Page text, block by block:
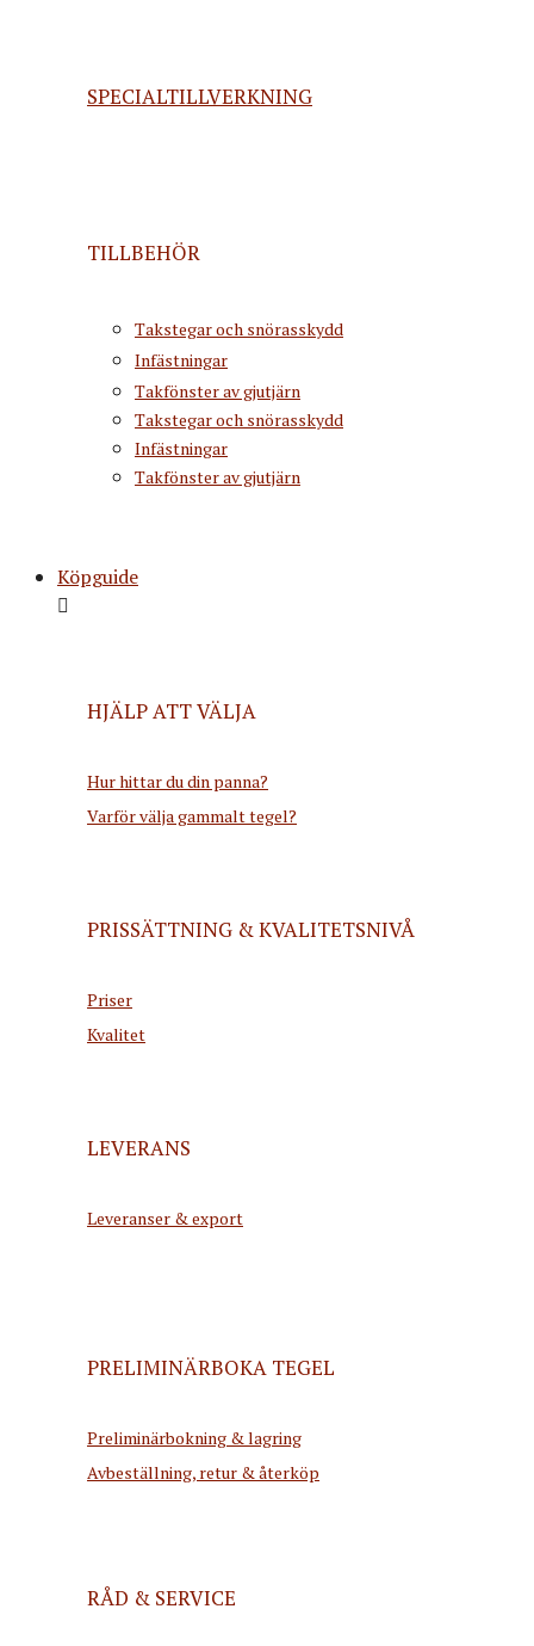
SPECIALTILLVERKNING
TILLBEHÖR
Takstegar och snörasskydd
Infästningar
Takfönster av gjutjärn
Takstegar och snörasskydd
Infästningar
Takfönster av gjutjärn
Köpguide
HJÄLP ATT VÄLJA
Hur hittar du din panna?
Varför välja gammalt tegel?
PRISSÄTTNING & KVALITETSNIVÅ
Priser
Kvalitet
LEVERANS
Leveranser & export
PRELIMINÄRBOKA TEGEL
Preliminärbokning & lagring
Avbeställning, retur & återköp
RÅD & SERVICE